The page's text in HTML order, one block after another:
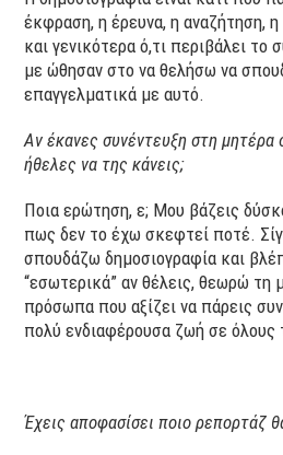
έκφραση, η έρευνα, η αναζήτηση,
και γενικότερα ό,τι περιβάλει το
με ώθησαν στο να θελήσω να
επαγγελματικά με αυτό.
Αν έκανες συνέντευξη στη
ήθελες να της κάνεις;
Ποια ερώτηση, ε; Μου βάζεις
πως δεν το έχω σκεφτεί ποτέ.
σπουδάζω δημοσιογραφία και
“εσωτερικά” αν θέλεις, θεωρώ τη
πρόσωπα που αξίζει να πάρεις
πολύ ενδιαφέρουσα ζωή σε όλους
Έχεις αποφασίσει ποιο ρεπορτάζ